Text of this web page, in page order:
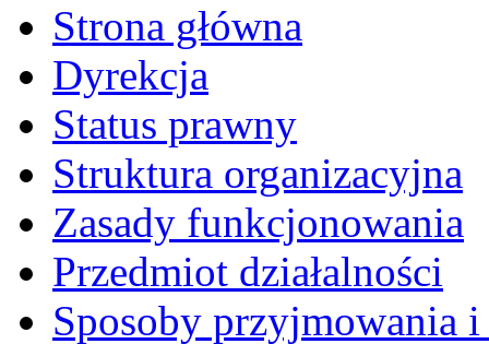
Strona główna
Dyrekcja
Status prawny
Struktura organizacyjna
Zasady funkcjonowania
Przedmiot działalności
Sposoby przyjmowania i